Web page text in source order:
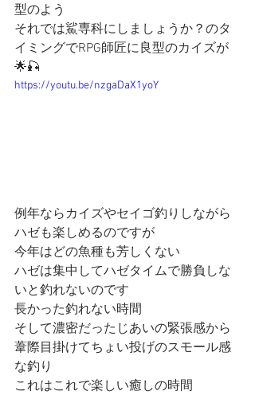
型のよう
それでは鯊専科にしましょうか？のタ
イミングでRPG師匠に良型のカイズが
🌟🎣
https://youtu.be/nzgaDaX1yoY
例年ならカイズやセイゴ釣りしながら
ハゼも楽しめるのですが
今年はどの魚種も芳しくない
ハゼは集中してハゼタイムで勝負しな
いと釣れないのです
長かった釣れない時間
そして濃密だったじあいの緊張感から
葦際目掛けてちょい投げのスモール感
な釣り
これはこれで楽しい癒しの時間